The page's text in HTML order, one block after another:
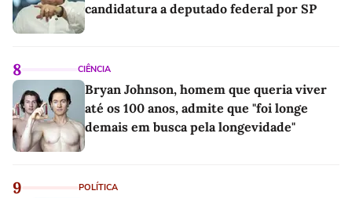
candidatura a deputado federal por SP
8 CIÊNCIA
Bryan Johnson, homem que queria viver
até os 100 anos, admite que "foi longe
demais em busca pela longevidade"
9 POLÍTICA